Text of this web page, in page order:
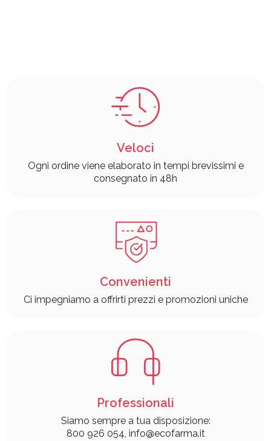
Veloci
Ogni ordine viene elaborato in tempi brevissimi e
consegnato in 48h
Convenienti
Ci impegniamo a offrirti prezzi e promozioni uniche
Professionali
Siamo sempre a tua disposizione:
800 926 054, info@ecofarma.it